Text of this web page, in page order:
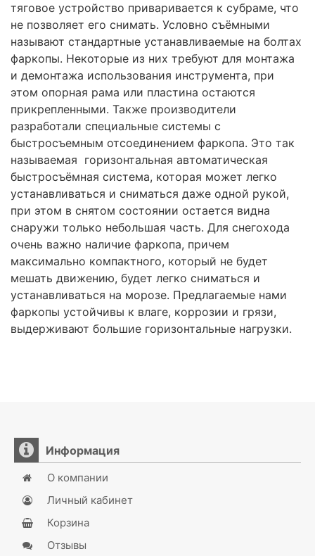
тяговое устройство приваривается к субраме, что
не позволяет его снимать. Условно съёмными
называют стандартные устанавливаемые на болтах
фаркопы. Некоторые из них требуют для монтажа
и демонтажа использования инструмента, при
этом опорная рама или пластина остаются
прикрепленными. Также производители
разработали специальные системы с
быстросъемным отсоединением фаркопа. Это так
называемая горизонтальная автоматическая
быстросъёмная система, которая может легко
устанавливаться и сниматься даже одной рукой,
при этом в снятом состоянии остается видна
снаружи только небольшая часть. Для снегохода
очень важно наличие фаркопа, причем
максимально компактного, который не будет
мешать движению, будет легко сниматься и
устанавливаться на морозе. Предлагаемые нами
фаркопы устойчивы к влаге, коррозии и грязи,
выдерживают большие горизонтальные нагрузки.
Информация
О компании
Личный кабинет
Корзина
Отзывы